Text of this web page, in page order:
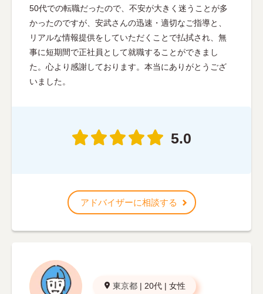
50代での転職だったので、不安が大きく迷うことが多
かったのですが、安武さんの迅速・適切なご指導と、
リアルな情報提供をしていただくことで払拭され、無
事に短期間で正社員として就職することができまし
た。心より感謝しております。本当にありがとうござ
いました。
5.0
アドバイザーに相談する
東京都 | 20代 | 女性